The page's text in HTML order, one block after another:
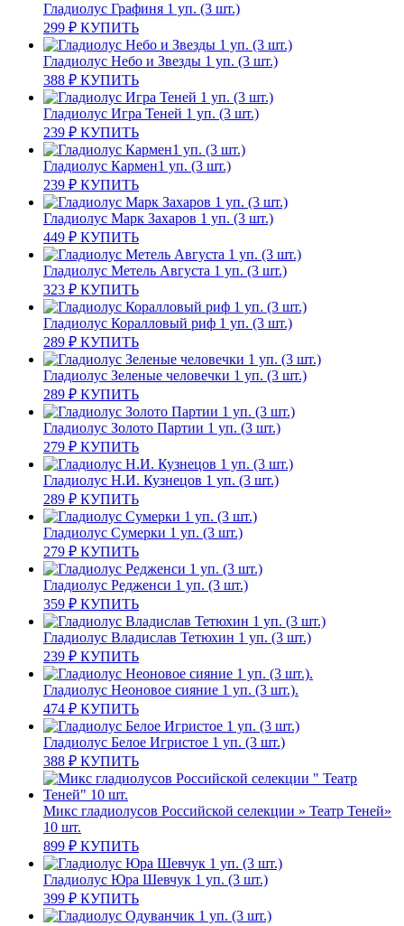
Гладиолус Графиня 1 уп. (3 шт.)
299 ₽ КУПИТЬ
Гладиолус Небо и Звезды 1 уп. (3 шт.)
388 ₽ КУПИТЬ
Гладиолус Игра Теней 1 уп. (3 шт.)
239 ₽ КУПИТЬ
Гладиолус Кармен1 уп. (3 шт.)
239 ₽ КУПИТЬ
Гладиолус Марк Захаров 1 уп. (3 шт.)
449 ₽ КУПИТЬ
Гладиолус Метель Августа 1 уп. (3 шт.)
323 ₽ КУПИТЬ
Гладиолус Коралловый риф 1 уп. (3 шт.)
289 ₽ КУПИТЬ
Гладиолус Зеленые человечки 1 уп. (3 шт.)
289 ₽ КУПИТЬ
Гладиолус Золото Партии 1 уп. (3 шт.)
279 ₽ КУПИТЬ
Гладиолус Н.И. Кузнецов 1 уп. (3 шт.)
289 ₽ КУПИТЬ
Гладиолус Сумерки 1 уп. (3 шт.)
279 ₽ КУПИТЬ
Гладиолус Редженси 1 уп. (3 шт.)
359 ₽ КУПИТЬ
Гладиолус Владислав Тетюхин 1 уп. (3 шт.)
239 ₽ КУПИТЬ
Гладиолус Неоновое сияние 1 уп. (3 шт.).
474 ₽ КУПИТЬ
Гладиолус Белое Игристое 1 уп. (3 шт.)
388 ₽ КУПИТЬ
Микс гладиолусов Российской селекции » Театр Теней»
10 шт.
899 ₽ КУПИТЬ
Гладиолус Юра Шевчук 1 уп. (3 шт.)
399 ₽ КУПИТЬ